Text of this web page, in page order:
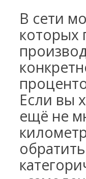
В сети
которых
Если вы
ещё не